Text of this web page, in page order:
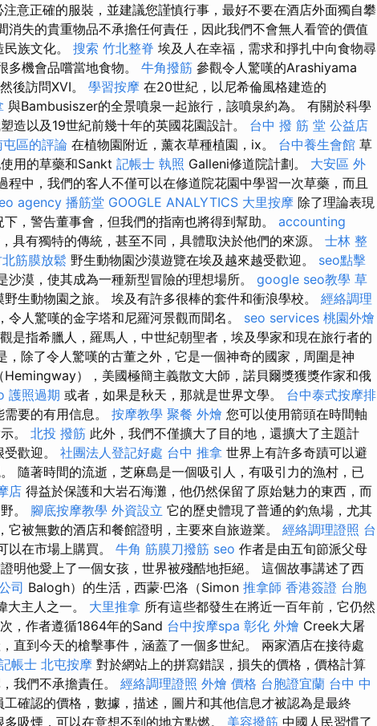
注意正確的服裝，並建議您謹慎行事，最好不要在酒店外面獨自攀
消失的貴重物品不承擔任何責任，因此我們不會無人看管的價值
族文化。 搜索 竹北整脊 埃及人在幸福，需求和掙扎中向食物尋
多機會品嚐當地食物。 牛角撥筋 參觀令人驚嘆的Arashiyama
後訪問XVI。 學習按摩 在20世紀，以尼希倫風格建造的
與Bambusiszer的全景噴泉一起旅行，該噴泉約為。 有關於科學
造以及19世紀前幾十年的英國花園設計。 台中 撥 筋 堂 公益店
區的評論 在植物園附近，薰衣草種植園，ix。 台中養生會館 草
用的草藥和Sankt 記帳士 執照 Galleni修道院計劃。 大安區 外
程中，我們的客人不僅可以在修道院花園中學習一次草藥，而且
agency 播筋堂 GOOGLE ANALYTICS 大里按摩 除了理論表現
，警告董事會，但我們的指南也將得到幫助。 accounting
具有獨特的傳統，甚至不同，具體取決於他們的來源。 士林 整
筋膜放鬆 野生動物園沙漠遊覽在埃及越來越受歡迎。 seo點擊
沙漠，使其成為一種新型冒險的理想場所。 google seo教學 草
生動物園之旅。 埃及有許多很棒的套件和衝浪學校。 經絡調理
令人驚嘆的金字塔和尼羅河景觀而聞名。 seo services 桃園外燴
是指希臘人，羅馬人，中世紀朝聖者，埃及學家和現在旅行者的
，除了令人驚嘆的古董之外，它是一個神奇的國家，周圍是神
），美國極簡主義散文大師，諾貝爾獎獲獎作家和俄
護照過期 或者，如果是秋天，那就是世界文學。 台中泰式按摩排
要的有用信息。 按摩教學 聚餐 外燴 您可以使用箭頭在時間軸
。 北投 撥筋 此外，我們不僅擴大了目的地，還擴大了主題計
歡迎。 社團法人登記好處 台中 推拿 世界上有許多奇蹟可以避
隨著時間的流逝，芝麻島是一個吸引人，有吸引力的漁村，已
店 得益於保護和大岩石海灘，他仍然保留了原始魅力的東西，而
。 腳底按摩教學 外資設立 它的歷史體現了普通的釣魚場，尤其
被無數的酒店和餐館證明，主要來自旅遊業。 經絡調理證照 台
以在市場上購買。 牛角 筋膜刀撥筋 seo 作者是由五旬節派父母
明他愛上了一個女孩，世界被殘酷地拒絕。 這個故事講述了西
司 Balogh）的生活，西蒙·巴洛（Simon 推拿師 香港簽證 台胞
大主人之一。 大里推拿 所有這些都發生在將近一百年前，它仍然
，作者遵循1864年的Sand 台中按摩spa 彰化 外燴 Creek大屠
直到今天的槍擊事件，涵蓋了一個多世紀。 兩家酒店在接待處
帳士 北屯按摩 對於網站上的拼寫錯誤，損失的價格，價格計算
我們不承擔責任。 經絡調理證照 外燴 價格 台胞證宜蘭 台中 中
工確認的價格，數據，描述，圖片和其他信息才被認為是最終
吸煙，可以在意想不到的地方點燃。 美容撥筋 中國人民習慣了